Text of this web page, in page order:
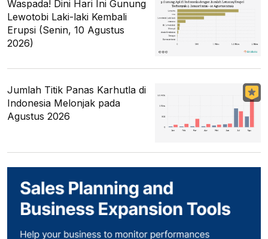
Waspada! Dini Hari Ini Gunung
Lewotobi Laki-laki Kembali
Erupsi (Senin, 10 Agustus
2026)
Jumlah Titik Panas Karhutla di
Indonesia Melonjak pada
Agustus 2026